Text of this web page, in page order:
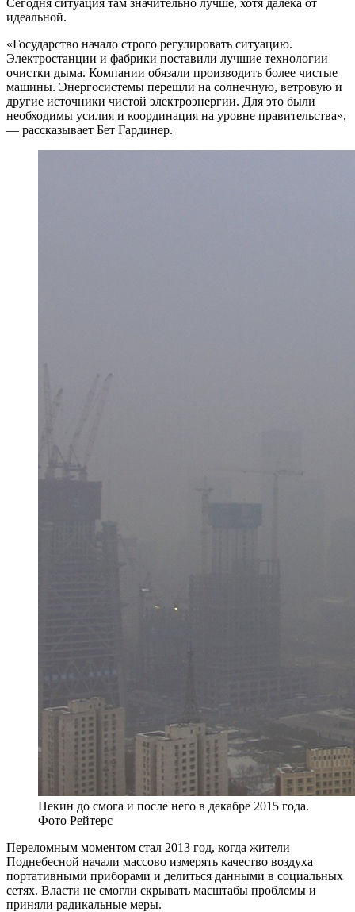
идеальной.
«Государство начало строго регулировать ситуацию.
Электростанции и фабрики поставили лучшие технологии
очистки дыма. Компании обязали производить более чистые
машины. Энергосистемы перешли на солнечную, ветровую и
другие источники чистой электроэнергии. Для это были
необходимы усилия и координация на уровне правительства»,
— рассказывает Бет Гардинер.
Пекин до смога и после него в декабре 2015 года.
Фото Рейтерс
Переломным моментом стал 2013 год, когда жители
Поднебесной начали массово измерять качество воздуха
портативными приборами и делиться данными в социальных
сетях. Власти не смогли скрывать масштабы проблемы и
приняли радикальные меры.